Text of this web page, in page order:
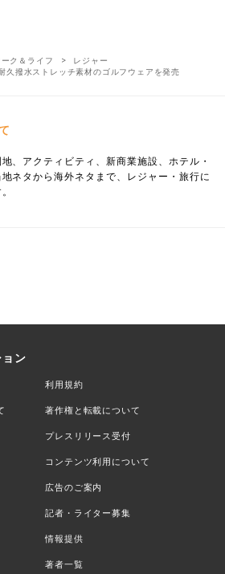
ーク＆ライフ
レジャー
久撥水ストレッチ素材のゴルフウェアを発売
、アクティビティ、新商業施設、ホテル・
ネタから海外ネタまで、レジャー・旅行に
ン
利用規約
著作権と転載について
プレスリリース受付
コンテンツ利用について
広告のご案内
記者・ライター募集
情報提供
著者一覧